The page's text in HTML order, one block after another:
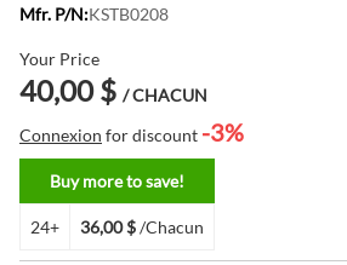
Mfr. P/N:KSTB0208
Your Price
40,00 $ / CHACUN
Connexion for discount -3%
Buy more to save!
24+ 36,00 $/Chacun